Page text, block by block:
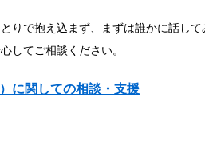
りで抱え込まず、まずは誰かに話し
してご相談ください。
に関しての相談・支援